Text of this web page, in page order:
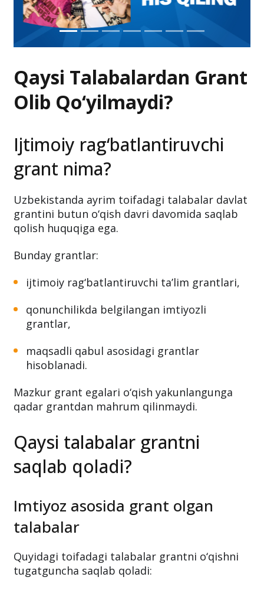
Qaysi Talabalardan Grant
Olib Qo‘yilmaydi?
Ijtimoiy rag‘batlantiruvchi
grant nima?
Uzbekistanda ayrim toifadagi talabalar davlat
grantini butun o‘qish davri davomida saqlab
qolish huquqiga ega.
Bunday grantlar:
ijtimoiy rag‘batlantiruvchi ta’lim grantlari,
qonunchilikda belgilangan imtiyozli
grantlar,
maqsadli qabul asosidagi grantlar
hisoblanadi.
Mazkur grant egalari o‘qish yakunlangunga
qadar grantdan mahrum qilinmaydi.
Qaysi talabalar grantni
saqlab qoladi?
Imtiyoz asosida grant olgan
talabalar
Quyidagi toifadagi talabalar grantni o‘qishni
tugatguncha saqlab qoladi: